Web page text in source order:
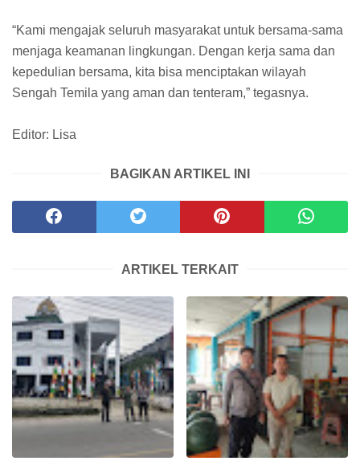
“Kami mengajak seluruh masyarakat untuk bersama-sama
menjaga keamanan lingkungan. Dengan kerja sama dan
kepedulian bersama, kita bisa menciptakan wilayah
Sengah Temila yang aman dan tenteram,” tegasnya.
Editor: Lisa
BAGIKAN ARTIKEL INI
ARTIKEL TERKAIT